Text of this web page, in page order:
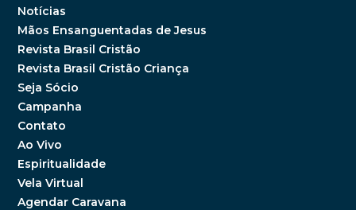
Notícias
Mãos Ensanguentadas de Jesus
Revista Brasil Cristão
Revista Brasil Cristão Criança
Seja Sócio
Campanha
Contato
Ao Vivo
Espiritualidade
Vela Virtual
Agendar Caravana